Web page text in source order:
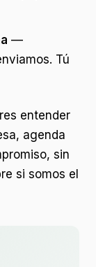
—
Tú
entender
agenda
sin
si somos el